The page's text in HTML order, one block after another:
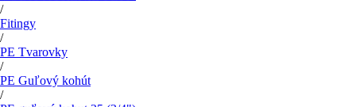
/
Fitingy
/
PE Tvarovky
/
PE Guľový kohút
/